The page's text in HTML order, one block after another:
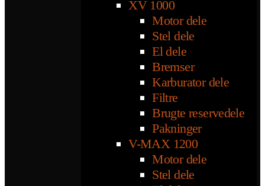
XV 1000
Motor dele
Stel dele
El dele
Bremser
Karburator dele
Filtre
Brugte reservedele
Pakninger
V-MAX 1200
Motor dele
Stel dele